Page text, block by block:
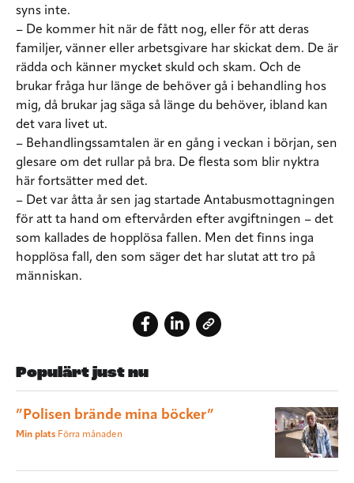
syns inte.
– De kommer hit när de fått nog, eller för att deras
familjer, vänner eller arbetsgivare har skickat dem. De är
rädda och känner mycket skuld och skam. Och de
brukar fråga hur länge de behöver gå i behandling hos
mig, då brukar jag säga så länge du behöver, ibland kan
det vara livet ut.
– Behandlingssamtalen är en gång i veckan i början, sen
glesare om det rullar på bra. De flesta som blir nyktra
här fortsätter med det.
– Det var åtta år sen jag startade Antabusmottagningen
för att ta hand om eftervården efter avgiftningen – det
som kallades de hopplösa fallen. Men det finns inga
hopplösa fall, den som säger det har slutat att tro på
människan.
Populärt just nu
”Polisen brände mina böcker”
Min plats Förra månaden